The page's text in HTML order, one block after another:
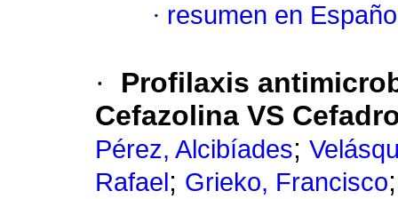
· resumen en
·
Profilaxis
Cefazolina VS
Pérez, Alcibíades;
Rafael ; Grieko, Francisco